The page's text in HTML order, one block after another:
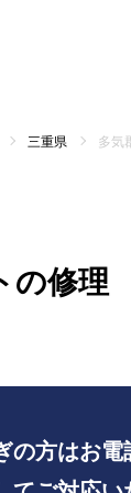
三重県 多気
の修理
の方はお電